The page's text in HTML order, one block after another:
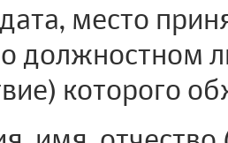
место
должностном
которого